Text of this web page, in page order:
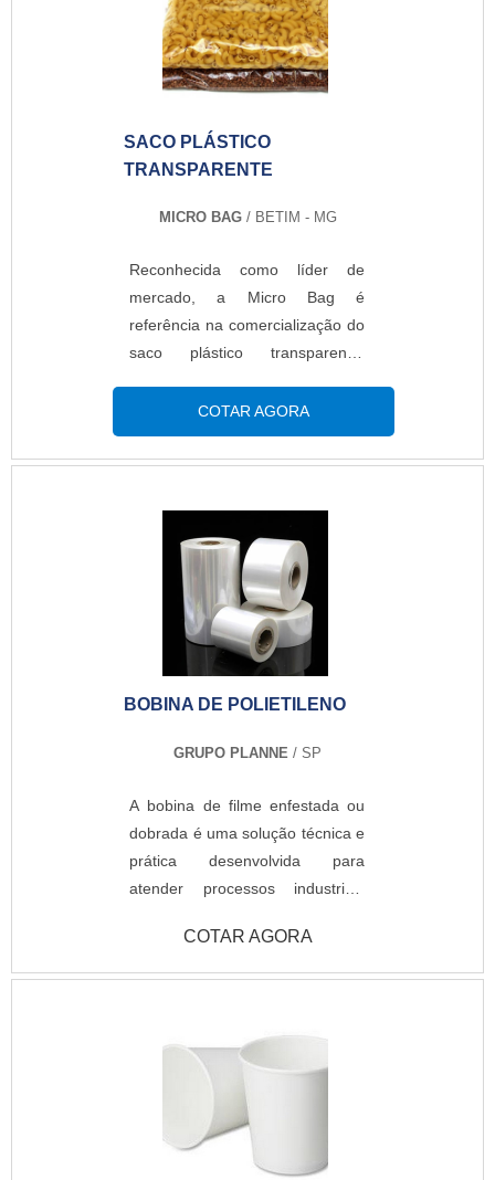
SACO PLÁSTICO
TRANSPARENTE
MICRO BAG/ BETIM - MG
Reconhecida como líder de
mercado, a Micro Bag é
referência na comercialização do
saco plástico transparente.
satisfação dos clientes, a
companhia combina maquinários
modernos com a atuação de
projetos.AS VANTAGENS DA
AQUISIÇÃO DO
PRODUTONormalmente, o saco
plástico é solicitado por
empresas que possuem um
mesmo tempo, querem agregar
diversos outros.Vale destacar,
matérias-primas, tais como o PE
+ PE, PP + PP, PP + PE, BOPP +
BOPP, BOPP + PP, BOPP + PE,
PET + PE, PET + PET metalizado
+ PE, BOPP + PET metalizado +
COTAR AGORA
BOBINA DE POLIETILENO
GRUPO PLANNE / SP
A bobina de filme enfestada ou
dobrada é uma solução técnica e
prática desenvolvida para
atender processos industriais
de espaço e alto desempenho na
proteção e embalagem de
densidade, essa bobina é
fornecida dobrada
longitudinalmente para facilitar o
transporte, o armazenamento e o
manuseio nas linhas de
COTAR AGORA